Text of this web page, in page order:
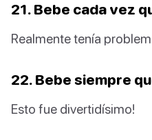
21. Bebe cada vez
Realmente tenía
22. Bebe siempre
Esto fue divertidísimo!